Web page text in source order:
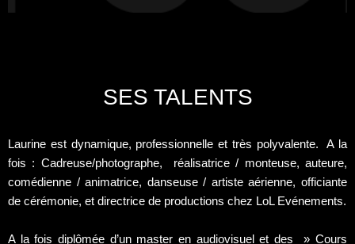
SES TALENTS
Laurine est dynamique, professionnelle et très polyvalente. A la
fois : Cadreuse/photographe, réalisatrice / monteuse, auteure,
comédienne / animatrice, danseuse / artiste aérienne, officiante
de cérémonie, et directrice de productions chez LoL Evénements.
A la fois diplômée d’un master en audiovisuel et des » Cours